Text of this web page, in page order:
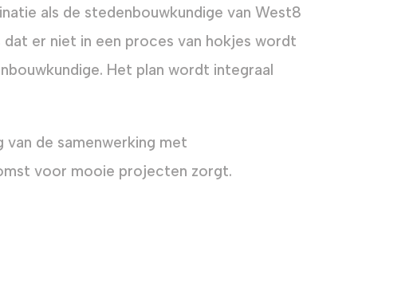
als de stedenbouwkundige van West8
er niet in een proces van hokjes wordt
Het plan wordt integraal
de samenwerking met
voor mooie projecten zorgt.